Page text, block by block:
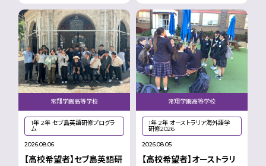
2026.08.06
常翔学園高等学校
1年 2年 セブ島英語研修プログラ
ム
【高校希望者】セブ島英語研
2026.08.05
常翔学園高等学校
1年 2年 オーストラリア海外語学
研修2026
【高校希望者】オーストラリ